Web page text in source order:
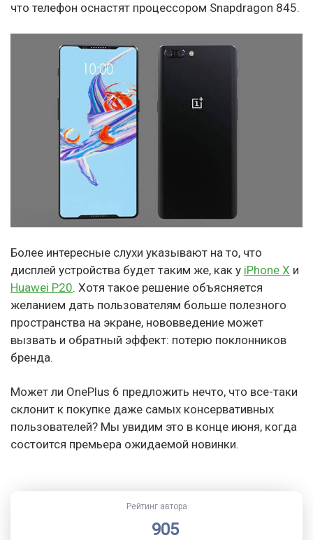
что телефон оснастят процессором Snapdragon 845.
Более интересные слухи указывают на то, что
дисплей устройства будет таким же, как у iPhone X и
Huawei P20. Хотя такое решение объясняется
желанием дать пользователям больше полезного
пространства на экране, нововведение может
вызвать и обратный эффект: потерю поклонников
бренда.
Может ли OnePlus 6 предложить нечто, что все-таки
склонит к покупке даже самых консервативных
пользователей? Мы увидим это в конце июня, когда
состоится премьера ожидаемой новинки.
Рейтинг автора
905